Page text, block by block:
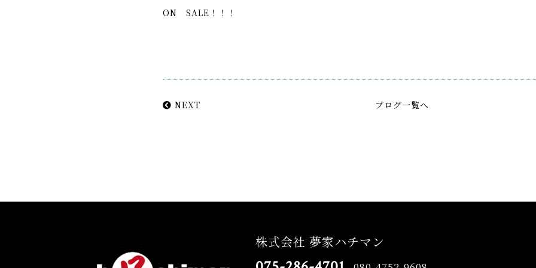
ON SALE！！！
NEXT ブログ一覧へ
株式会社 夢家ハチマン